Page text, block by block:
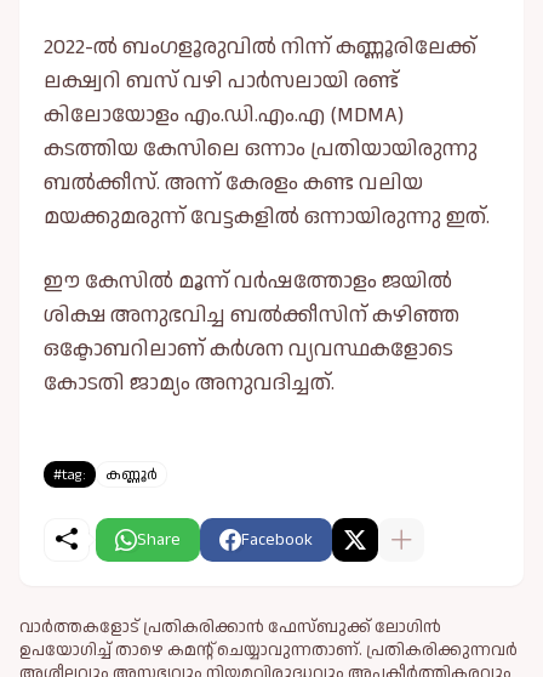
2022-ൽ ബംഗളൂരുവിൽ നിന്ന് കണ്ണൂരിലേക്ക്
ലക്ഷ്വറി ബസ് വഴി പാർസലായി രണ്ട്
കിലോയോളം എം.ഡി.എം.എ (MDMA)
കടത്തിയ കേസിലെ ഒന്നാം പ്രതിയായിരുന്നു
ബൽക്കീസ്. അന്ന് കേരളം കണ്ട വലിയ
മയക്കുമരുന്ന് വേട്ടകളിൽ ഒന്നായിരുന്നു ഇത്.
ഈ കേസിൽ മൂന്ന് വർഷത്തോളം ജയിൽ
ശിക്ഷ അനുഭവിച്ച ബൽക്കീസിന് കഴിഞ്ഞ
ഒക്ടോബറിലാണ് കർശന വ്യവസ്ഥകളോടെ
കോടതി ജാമ്യം അനുവദിച്ചത്.
#tag: കണ്ണൂർ
Share Facebook
വാർത്തകളോട് പ്രതികരിക്കാൻ ഫേസ്ബുക്ക് ലോഗിൻ
ഉപയോഗിച്ച് താഴെ കമന്റ് ചെയ്യാവുന്നതാണ്. പ്രതികരിക്കുന്നവര്‍